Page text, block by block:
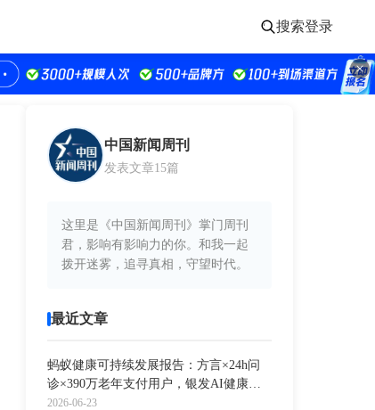
搜索登录
中国新闻周刊
发表文章15篇
这里是《中国新闻周刊》掌门周刊
君，影响有影响力的你。和我一起
拨开迷雾，追寻真相，守望时代。
最近文章
蚂蚁健康可持续发展报告：方言×24h问
诊×390万老年支付用户，银发AI健康入
口正在变“刚需”
2026-06-23